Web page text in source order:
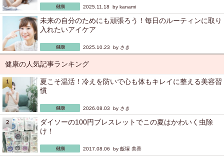
2025.11.18 by kanami
未来の自分のためにも頑張ろう！毎日のルーティンに取り
入れたいアイケア
2025.10.23 by さき
健康の人気記事ランキング
夏こそ温活！冷えを防いで心も体もキレイに整える美容習
慣
2026.08.03 by さき
ダイソーの100円ブレスレットでこの夏はかわいく虫除
け！
2017.08.06 by 飯塚 美香